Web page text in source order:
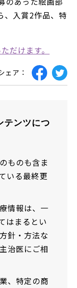
、入賞2作品、特
だけます。
ェア：
テンツにつ
ものも含ま
いる最終更
情報は、一
はまるとい
針・方法な
治医にご相
、特定の商